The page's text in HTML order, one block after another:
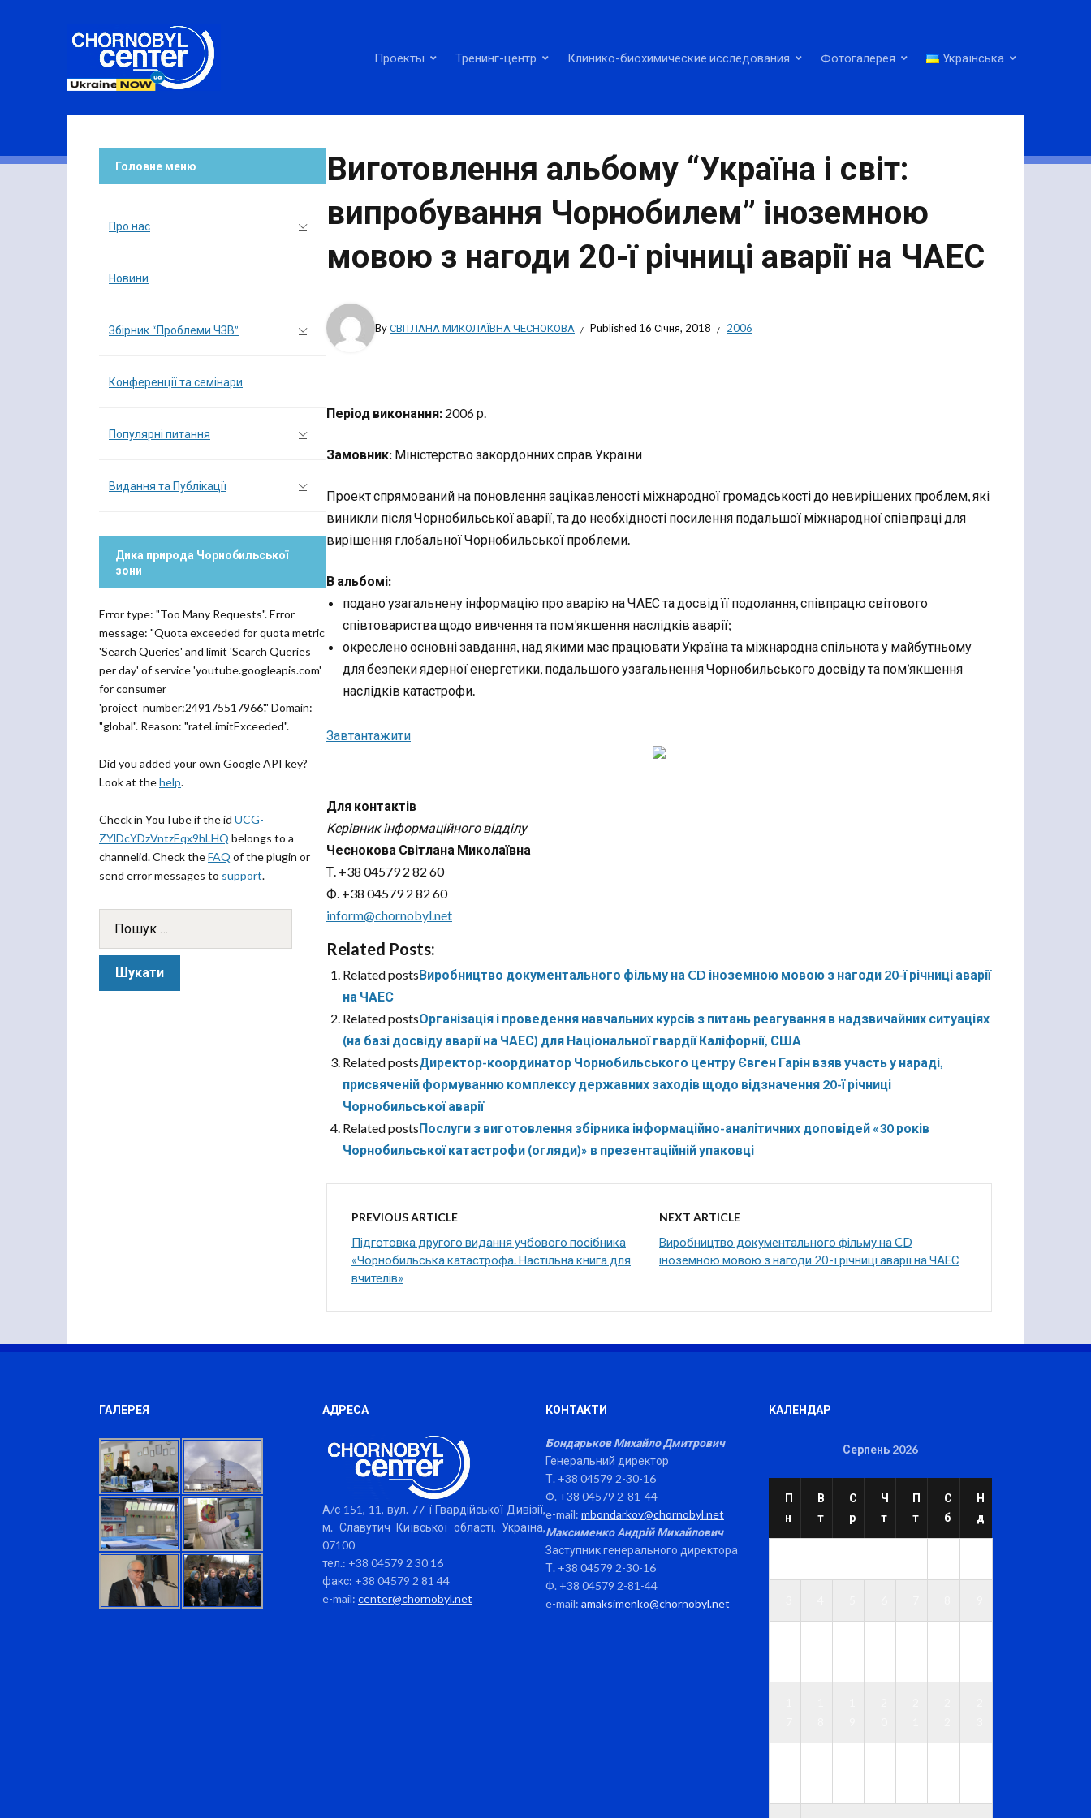
Проекты Тренинг-центр Клинико-биохимические исследования Фотогалерея Українська
Виготовлення альбому “Україна і світ:
випробування Чорнобилем” іноземною
мовою з нагоди 20-ї річниці аварії на ЧАЕС
ByСВІТЛАНА МИКОЛАЇВНА ЧЕСНОКОВА Published 16 Січня, 2018 2006
Період виконання: 2006 р.
Замовник: Міністерство закордонних справ України
Проект спрямований на поновлення зацікавленості міжнародної громадськості до невирішених проблем, які
виникли після Чорнобильської аварії, та до необхідності посилення подальшої міжнародної співпраці для
вирішення глобальної Чорнобильської проблеми.
В альбомі:
подано узагальнену інформацію про аварію на ЧАЕС та досвід її подолання, співпрацю світового
співтовариства щодо вивчення та пом’якшення наслідків аварії;
окреслено основні завдання, над якими має працювати Україна та міжнародна спільнота у майбутньому
для безпеки ядерної енергетики, подальшого узагальнення Чорнобильського досвіду та пом’якшення
наслідків катастрофи.
Завтантажити
Для контактів
Керівник інформаційного відділу
Чеснокова Світлана Миколаївна
Т. +38 04579 2 82 60
Ф. +38 04579 2 82 60
inform@chornobyl.net
Related Posts:
Related postsВиробництво документального фільму на CD іноземною мовою з нагоди 20-ї річниці аварії
на ЧАЕС
Related postsОрганізація і проведення навчальних курсів з питань реагування в надзвичайних ситуаціях
(на базі досвіду аварії на ЧАЕС) для Національної гвардії Каліфорнії, США
Related postsДиректор-координатор Чорнобильського центру Євген Гарін взяв участь у нараді,
присвяченій формуванню комплексу державних заходів щодо відзначення 20-ї річниці
Чорнобильської аварії
Related postsПослуги з виготовлення збірника інформаційно-аналітичних доповідей «30 років
Чорнобильської катастрофи (огляди)» в презентаційній упаковці
PREVIOUS ARTICLE
Підготовка другого видання учбового посібника
«Чорнобильська катастрофа. Настільна книга для
вчителів»
NEXT ARTICLE
Виробництво документального фільму на CD
іноземною мовою з нагоди 20-ї річниці аварії на ЧАЕС
Головне меню
Про нас
Новини
Збірник “Проблеми ЧЗВ”
Конференції та семінари
Популярні питання
Видання та Публікації
Дика природа Чорнобильської
зони
Error type: "Too Many Requests". Error
message: "Quota exceeded for quota metric
'Search Queries' and limit 'Search Queries
per day' of service 'youtube.googleapis.com'
for consumer
'project_number:249175517966'." Domain:
"global". Reason: "rateLimitExceeded".
Did you added your own Google API key?
Look at thehelp.
Check in YouTube if the id UCG-
ZYlDcYDzVntzEqx9hLHQ belongs to a
channelid. Check theFAQ of the plugin or
send error messages to support.
ГАЛЕРЕЯ АДРЕСА
А/с 151, 11, вул. 77-ї Гвардійської Дивізії,
м. Славутич Київської області, Україна,
07100
тел.: +38 04579 2 30 16
факс: +38 04579 2 81 44
e-mail: center@chornobyl.net
КОНТАКТИ
Бондарьков Михайло Дмитрович
Генеральний директор
Т. +38 04579 2-30-16
Ф. +38 04579 2-81-44
e-mail: mbondarkov@chornobyl.net
Максименко Андрій Михайлович
Заступник генерального директора
Т. +38 04579 2-30-16
Ф. +38 04579 2-81-44
e-mail: amaksimenko@chornobyl.net
КАЛЕНДАР
Серпень 2026
П
н
В
т
С
р
Ч
т
П
т
С
б
Н
д